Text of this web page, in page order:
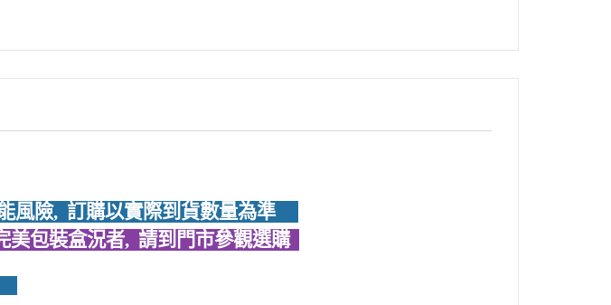
風險,  訂購以實際到貨數量為準
美包裝盒況者,  請到門市參觀選購